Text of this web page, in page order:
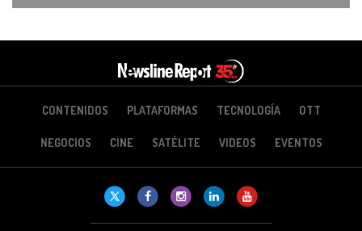
CONTENIDOS PLATAFORMAS TECNOLOGÍA OTT
NEGOCIOS CINE SATÉLITE VIDEOS EVENTOS